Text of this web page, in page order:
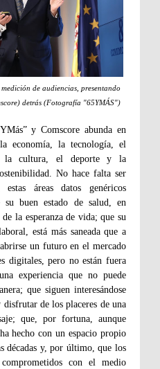
de audiencias, presentando
detrás (Fotografía "65YMÁS")
y Comscore abunda en
economía, la tecnología, el
la cultura, el deporte y la
No hace falta ser
áreas datos genéricos
su buen estado de salud, en
la esperanza de vida; que su
está más saneada que a
un futuro en el mercado
digitales, pero no están fuera
experiencia que no puede
que siguen interesándose
de los placeres de una
que, por fortuna, aunque
hecho con un espacio propio
décadas y, por último, que los
con el medio